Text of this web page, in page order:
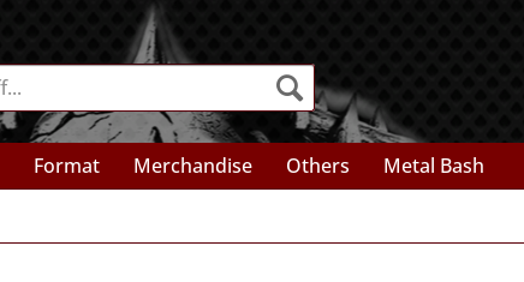
Format Merchandise Others Metal Bash